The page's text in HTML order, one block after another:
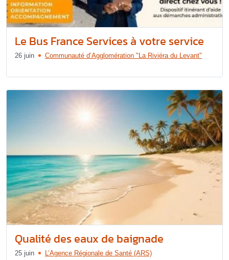
Le Bus France Services à votre service
26 juin Communauté d’Agglomération "La Riviéra du Levant"
Qualité des eaux de baignade
25 juin L’Agence Régionale de Santé (ARS)